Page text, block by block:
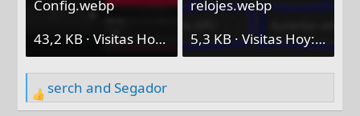
Config.webp
43,2 KB · Visitas Hoy: 64
relojes.webp
5,3 KB · Visitas Hoy: 54
R serch andSegador